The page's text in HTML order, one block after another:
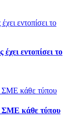
εντοπίσει το
ΣΜΕ κάθε τύπου